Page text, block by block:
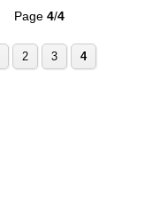
Page4/4
2 3 4